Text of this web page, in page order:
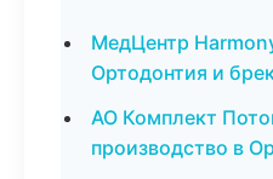
МедЦентр
Ортодонтия и
АО Комплект
производство в